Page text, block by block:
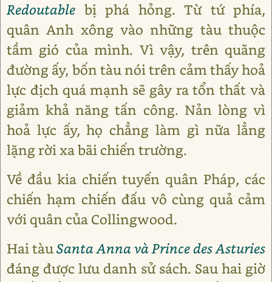
Redoutable bị phá hỏng. Từ tứ phía,
quân Anh xông vào những tàu thuộc
tầm gió của mình. Vì vậy, trên quãng
đường ấy, bốn tàu nói trên cảm thấy hoả
lực địch quá mạnh sẽ gây ra tổn thất và
giảm khả năng tấn công. Nản lòng vì
hoả lực ấy, họ chẳng làm gì nữa lẳng
lặng rời xa bãi chiến trường.
Về đầu kia chiến tuyến quân Pháp, các
chiến hạm chiến đấu vô cùng quả cảm
với quân của Collingwood.
Hai tàuSanta Annavà Prince des Asturies
đáng được lưu danh sử sách. Sau hai giờ